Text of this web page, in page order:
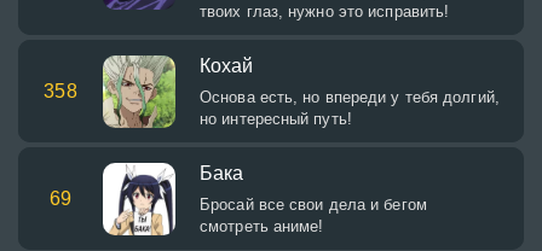
твоих глаз, нужно это исправить!
358
Кохай
Основа есть, но впереди у тебя долгий,
но интересный путь!
69
Бака
Бросай все свои дела и бегом
смотреть аниме!